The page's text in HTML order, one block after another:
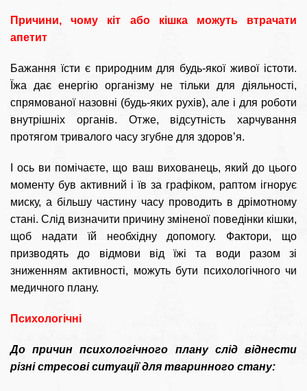
Причини, чому кіт або кішка можуть втрачати
апетит
Бажання їсти є природним для будь-якої живої істоти.
Їжа дає енергію організму не тільки для діяльності,
спрямованої назовні (будь-яких рухів), але і для роботи
внутрішніх органів. Отже, відсутність харчування
протягом тривалого часу згубне для здоров’я.
І ось ви помічаєте, що ваш вихованець, який до цього
моменту був активний і їв за графіком, раптом ігнорує
миску, а більшу частину часу проводить в дрімотному
стані. Слід визначити причину зміненої поведінки кішки,
щоб надати їй необхідну допомогу. Фактори, що
призводять до відмови від їжі та води разом зі
зниженням активності, можуть бути психологічного чи
медичного плану.
Психологічні
До причин психологічного плану слід віднести
різні стресові ситуації для тваринного стану: